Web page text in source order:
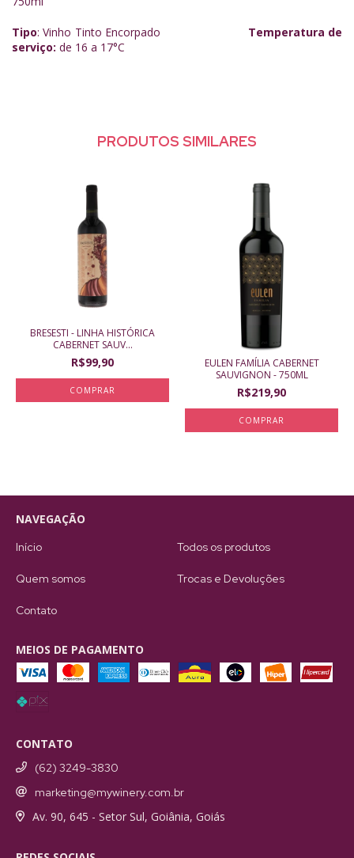
Tipo: Vinho Tinto Encorpado Temperatura de
serviço: de 16 a 17°C
PRODUTOS SIMILARES
BRESESTI - LINHA HISTÓRICA
CABERNET SAUV...
R$99,90
EULEN FAMÍLIA CABERNET
SAUVIGNON - 750ML
R$219,90
NAVEGAÇÃO
Início Todos os produtos
Quem somos Trocas e Devoluções
Contato
MEIOS DE PAGAMENTO
CONTATO
(62) 3249-3830
marketing@mywinery.com.br
Av. 90, 645 - Setor Sul, Goiânia, Goiás